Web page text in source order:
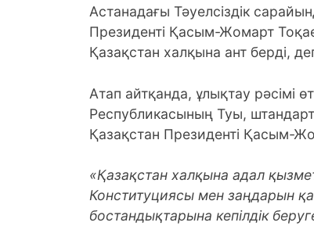
Астанадағы Тәуелсіздік
Президенті Қасым-Жомарт
Қазақстан халқына ант берді,
Атап айтқанда, ұлықтау рәсімі
Республикасының Туы,
Қазақстан Президенті Қасым-
«Қазақстан халқына адал
Конституциясы мен заңдарын
бостандықтарына кепiлдiк